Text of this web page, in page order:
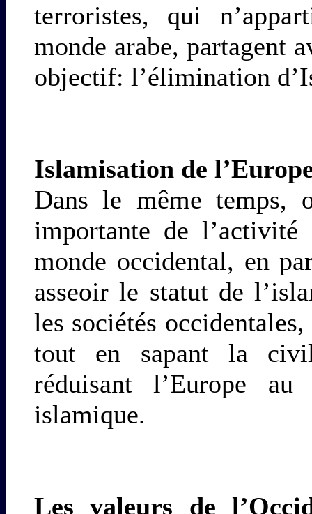
terroristes, qui
monde arabe, partagent
objectif: l’élimination
Islamisation de
Dans le même temps,
importante de l’activité
monde occidental, en
asseoir le statut de
les sociétés
tout en sapant la
réduisant l’Europe
islamique.
Les valeurs de